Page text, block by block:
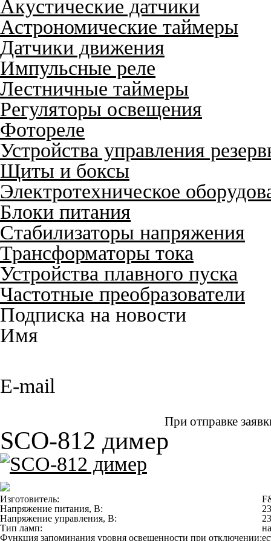
Акустические датчики
Астрономические таймеры
Датчики движения
Импульсные реле
Лестничные таймеры
Регуляторы освещения
Фотореле
Устройства управления
Щиты и боксы
Электротехническое
Блоки питания
Стабилизаторы напряжения
Трансформаторы тока
Устройства плавного пуска
Частотные преобразователи
Подписка на новости
Имя
E-mail
При отправке
SCO-812 димер
Изготовитель:
Напряжение питания, В:
Напряжение управления, В:
Тип ламп:
Функция запоминания уровня освещенности при отключении: